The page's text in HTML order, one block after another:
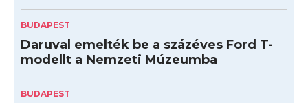
BUDAPEST
Daruval emelték be a százéves Ford T-
modellt a Nemzeti Múzeumba
BUDAPEST